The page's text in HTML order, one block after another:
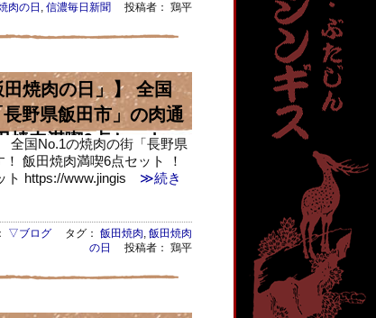
肉の日 , 信濃毎日新聞 投稿者： 鶏平
焼肉の日」】 全国
野県飯田市」の肉通
焼肉満喫6点セット
全国No.1の焼肉の街「長野県
飯田焼肉満喫6点セット ！
https://www.jingis ≫続き
▽ブログ タグ： 飯田焼肉, 飯田焼肉
の日
投稿者： 鶏平